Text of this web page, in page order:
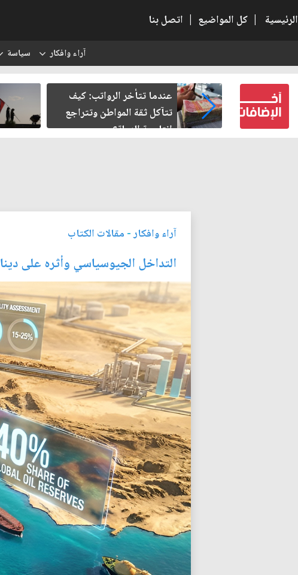
الرئيسية | كل المواضيع | اتصل بنا
آراء وافكار سياسة
حين
عندما تتأخر الرواتب: كيف
تتآكل ثقة المواطن وتتراجع
إنتاجية الدولة؟
آراء وافكار- مقالات الكتاب
التداخل الجيوسياسي وأثره على